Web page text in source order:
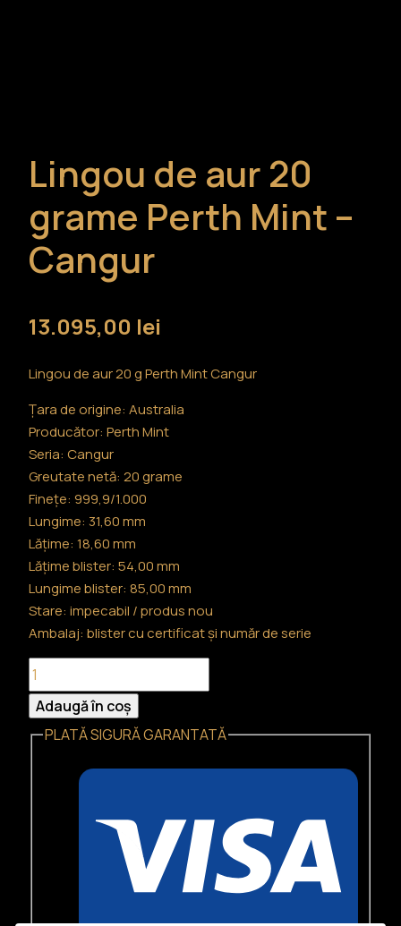
Lingou de aur 20
grame Perth Mint –
Cangur
13.095,00 lei
Lingou de aur 20 g Perth Mint Cangur
Țara de origine: Australia
Producător: Perth Mint
Seria: Cangur
Greutate netă: 20 grame
Finețe: 999,9/1.000
Lungime: 31,60 mm
Lățime: 18,60 mm
Lățime blister: 54,00 mm
Lungime blister: 85,00 mm
Stare: impecabil / produs nou
Ambalaj: blister cu certificat și număr de serie
Cantitate
Lingou
Adaugă în coș
PLATĂ SIGURĂ GARANTATĂ